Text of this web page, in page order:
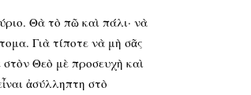
Θὰ τὸ πῶ καὶ πάλι· νὰ
Γιὰ τίποτε νὰ μὴ σᾶς
στὸν Θεὸ μὲ προσευχὴ καὶ
ἀσύλληπτη στὸ